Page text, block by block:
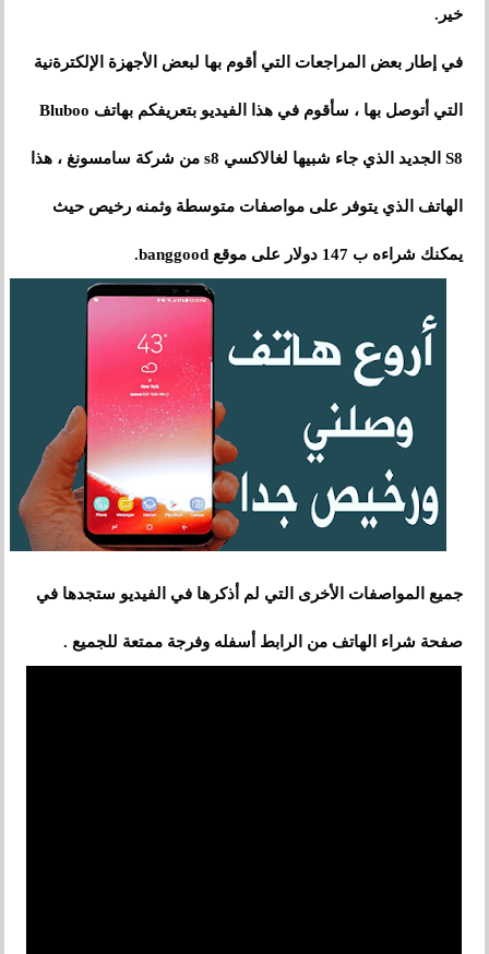
خير.
في إطار بعض المراجعات التي أقوم بها لبعض الأجهزة الإلكترةنية
التي أتوصل بها ، سأقوم في هذا الفيديو بتعريفكم بهاتف Bluboo
S8 الجديد الذي جاء شبيها لغالاكسي s8 من شركة سامسونغ ، هذا
الهاتف الذي يتوفر على مواصفات متوسطة وثمنه رخيص حيث
يمكنك شراءه ب 147 دولار على موقع banggood.
جميع المواصفات الأخرى التي لم أذكرها في الفيديو ستجدها في
صفحة شراء الهاتف من الرابط أسفله وفرجة ممتعة للجميع .